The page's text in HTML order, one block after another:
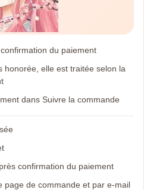
du paiement
honorée, elle est traitée selon la
dans Suivre la commande
confirmation du paiement
page de commande et par e-mail